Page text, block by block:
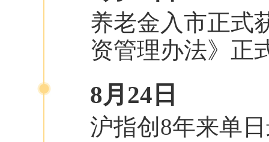
养老金入市正式
资管理办法》正
8月24日
沪指创8年来单